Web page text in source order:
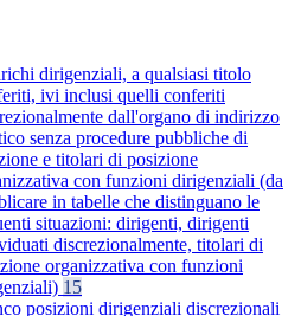
dirigenziali, a qualsiasi titolo
ivi inclusi quelli conferiti
dall'organo di indirizzo
senza procedure pubbliche di
e titolari di posizione
con funzioni dirigenziali (da
in tabelle che distinguano le
situazioni: dirigenti, dirigenti
discrezionalmente, titolari di
organizzativa con funzioni
15
posizioni dirigenziali discrezionali